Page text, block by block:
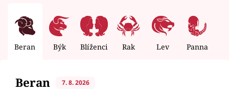
Beran Býk Blíženci Rak Lev Panna
Beran 7. 8. 2026